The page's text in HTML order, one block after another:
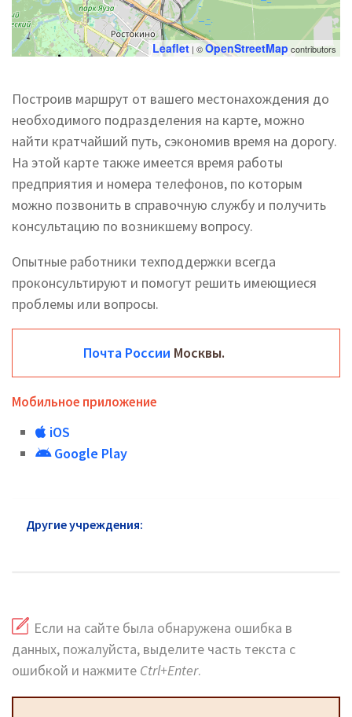
Leaflet | ©OpenStreetMap contributors
Построив маршрут от вашего местонахождения до
необходимого подразделения на карте, можно
найти кратчайший путь, сэкономив время на дорогу.
На этой карте также имеется время работы
предприятия и номера телефонов, по которым
можно позвонить в справочную службу и получить
консультацию по возникшему вопросу.
Опытные работники техподдержки всегда
проконсультируют и помогут решить имеющиеся
проблемы или вопросы.
Почта России Москвы.
Мобильное приложение
iOS
Google Play
Другие учреждения:
Если на сайте была обнаружена ошибка в
данных, пожалуйста, выделите часть текста с
ошибкой и нажмите Ctrl+Enter.